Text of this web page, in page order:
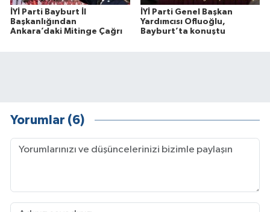
İYİ Parti Bayburt İl
Başkanlığından
Ankara’daki Mitinge Çağrı
İYİ Parti Genel Başkan
Yardımcısı Ofluoğlu,
Bayburt’ta konuştu
Yorumlar (6)